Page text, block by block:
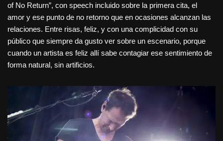
of No Return”, con speech incluido sobre la primera cita, el
amor y ese punto de no retorno que en ocasiones alcanzan las
relaciones. Entre risas, feliz, y con una complicidad con su
público que siempre da gusto ver sobre un escenario, porque
cuando un artista es feliz allí sabe contagiar ese sentimiento de
forma natural, sin artificios.